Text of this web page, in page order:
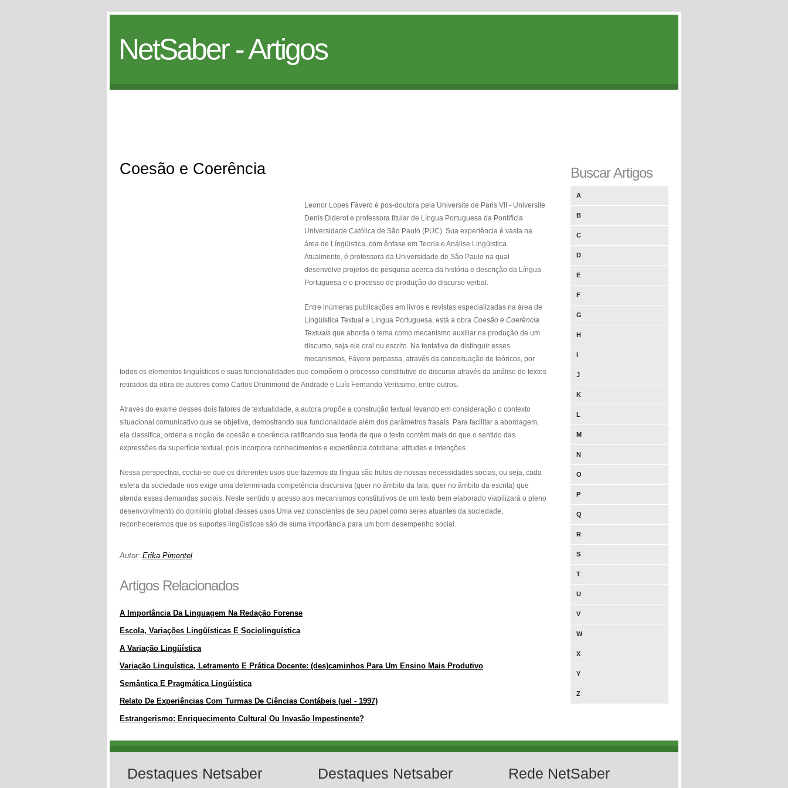
NetSaber - Artigos
Coesão e Coerência
Leonor Lopes Fávero é pos-doutora pela Universite de Paris VII - Universite
Denis Diderot e professora titular de Língua Portuguesa da Pontifícia
Universidade Católica de São Paulo (PUC). Sua experiência é vasta na
área de Língüistica, com ênfase em Teoria e Análise Lingüistica.
Atualmente, é professora da Universidade de São Paulo na qual
desenvolve projetos de pesquisa acerca da história e descrição da Língua
Portuguesa e o processo de produção do discurso verbal.
Entre inúmeras publicações em livros e revistas especializadas na área de
Lingüística Textual e Língua Portuguesa, está a obra Coesão e Coerência
Textuais que aborda o tema como mecanismo auxiliar na produção de um
discurso, seja ele oral ou escrito. Na tentativa de distinguir esses
mecanismos, Fávero perpassa, através da conceituação de teóricos, por
todos os elementos lingüísticos e suas funcionalidades que compõem o processo constitutivo do discurso através da análise de textos
retirados da obra de autores como Carlos Drummond de Andrade e Luís Fernando Veríssimo, entre outros.
Através do exame desses dois fatores de textualidade, a autora propõe a construção textual levando em consideração o contexto
situacional comunicativo que se objetiva, demostrando sua funcionalidade além dos parâmetros frasais. Para facilitar a abordagem,
ela classifica, ordena a noção de coesão e coerência ratificando sua teoria de que o texto contém mais do que o sentido das
expressões da superfície textual, pois incorpora conhecimentos e experiência cotidiana, atitudes e intenções.
Nessa perspectiva, coclui-se que os diferentes usos que fazemos da língua são frutos de nossas necessidades socias, ou seja, cada
esfera da sociedade nos exige uma determinada competência discursiva (quer no âmbito da fala, quer no âmbito da escrita) que
atenda essas demandas sociais. Neste sentido o acesso aos mecanismos constitutivos de um texto bem elaborado viabilizará o pleno
desenvolvimento do domínio global desses usos.Uma vez conscientes de seu papel como seres atuantes da sociedade,
reconheceremos que os suportes lingüísticos são de suma importância para um bom desempenho social.
Autor: Erika Pimentel
Artigos Relacionados
A Importância Da Linguagem Na Redação Forense
Escola, Variações Lingüísticas E Sociolinguística
A Variação Lingüística
Variação Linguística, Letramento E Prática Docente: (des)caminhos Para Um Ensino Mais Produtivo
Semântica E Pragmática Lingüística
Relato De Experiências Com Turmas De Ciências Contábeis (uel - 1997)
Estrangerismo: Enriquecimento Cultural Ou Invasão Impestinente?
Buscar Artigos
A
B
C
D
E
F
G
H
I
J
K
L
M
N
O
P
Q
R
S
T
U
V
W
X
Y
Z
Destaques Netsaber Destaques Netsaber Rede NetSaber